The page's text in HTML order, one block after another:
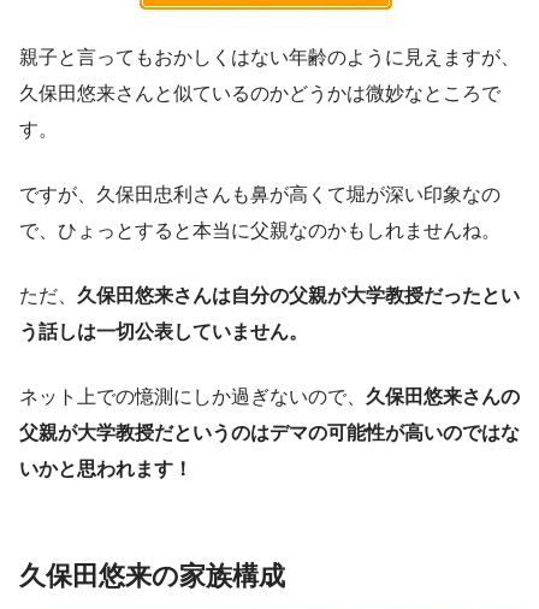
親子と言ってもおかしくはない年齢のように見えますが、
久保田悠来さんと似ているのかどうかは微妙なところで
す。
ですが、久保田忠利さんも鼻が高くて堀が深い印象なの
で、ひょっとすると本当に父親なのかもしれませんね。
ただ、 久保田悠来さんは自分の父親が大学教授だったとい
う話しは一切公表していません。
ネット上での憶測にしか過ぎないので、 久保田悠来さんの
父親が大学教授だというのはデマの可能性が高いのではな
いかと思われます！
久保田悠来の家族構成